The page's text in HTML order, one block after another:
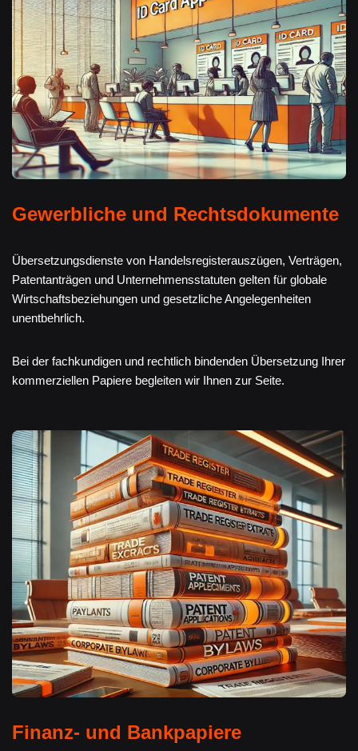
Gewerbliche und Rechtsdokumente
Übersetzungsdienste von Handelsregisterauszügen, Verträgen,
Patentanträgen und Unternehmensstatuten gelten für globale
Wirtschaftsbeziehungen und gesetzliche Angelegenheiten
unentbehrlich.
Bei der fachkundigen und rechtlich bindenden Übersetzung Ihrer
kommerziellen Papiere begleiten wir Ihnen zur Seite.
Finanz- und Bankpapiere